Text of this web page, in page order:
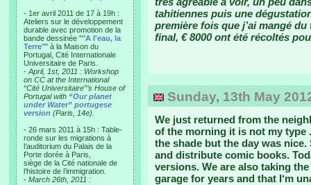
- 1er avril 2011 de 17 à 19h :
Ateliers sur le développement
durable avec promotion de la
bande dessinée ""A l'eau, la
Terre"" à la Maison du
Portugal, Cité Internationale
Universitaire de Paris.
- April, 1st, 2011 : Workshop
on CC at the International
“Cité Universitaire”’s House of
Portugal with “Our planet
under Water” portugese
version (Paris, 14e).
- 26 mars 2011 à 15h : Table-
ronde sur les migrations à
l’auditorium du Palais de la
Porte dorée à Paris,
siège de la Cité nationale de
l’histoire de l’immigration.
- March 26th, 2011 :
tahitiennes puis une
première fois que j’ai mangé
final, € 8000 ont été récoltés
Sunday, 13th May
We just returned from the
of the morning it is not my type
the shade but the day was
and distribute comic books.
versions. We are also taking
garage for years and that I‘m